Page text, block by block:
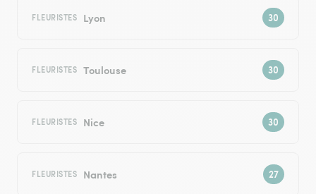
FLEURISTES Lyon
FLEURISTES Toulouse
FLEURISTES Nice
FLEURISTES Nantes